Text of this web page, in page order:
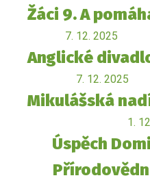
Žáci 9. A
7. 12. 2025
Anglické
7. 12. 2025
Mikulášská
1.
Úspěch